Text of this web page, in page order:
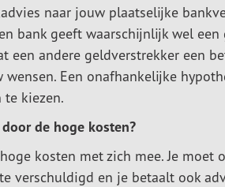
naar jouw plaatselijke
bank geeft waarschijnlijk wel
een andere geldverstrekker een
Een onafhankelijke
te kiezen.
de hoge kosten?
kosten met zich mee. Je moet
verschuldigd en je betaalt ook